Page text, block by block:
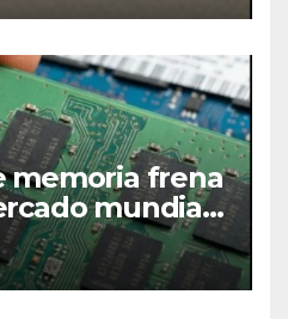
memoria frena
mundial